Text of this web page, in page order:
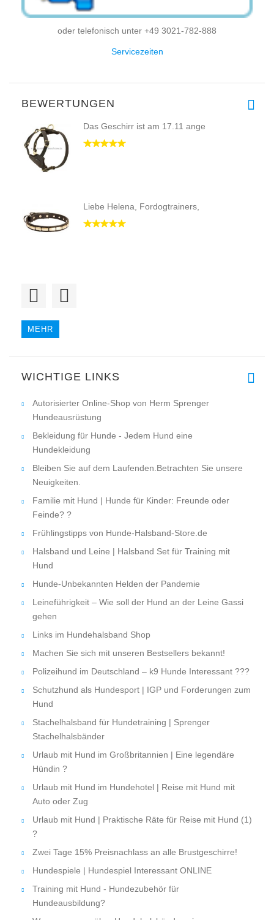
oder telefonisch unter +49 3021-782-888
Servicezeiten
BEWERTUNGEN
Das Geschirr ist am 17.11 ange
Liebe Helena, Fordogtrainers,
ich habe v
MEHR
WICHTIGE LINKS
Autorisierter Online-Shop von Herm Sprenger
Hundeausrüstung
Bekleidung für Hunde - Jedem Hund eine
Hundekleidung
Bleiben Sie auf dem Laufenden.Betrachten Sie unsere
Neuigkeiten.
Familie mit Hund | Hunde für Kinder: Freunde oder
Feinde? ?
Frühlingstipps von Hunde-Halsband-Store.de
Halsband und Leine | Halsband Set für Training mit
Hund
Hunde-Unbekannten Helden der Pandemie
Leineführigkeit – Wie soll der Hund an der Leine Gassi
gehen
Links im Hundehalsband Shop
Machen Sie sich mit unseren Bestsellers bekannt!
Polizeihund im Deutschland – k9 Hunde Interessant ???
Schutzhund als Hundesport | IGP und Forderungen zum
Hund
Stachelhalsband für Hundetraining | Sprenger
Stachelhalsbänder
Urlaub mit Hund im Großbritannien | Eine legendäre
Hündin ?
Urlaub mit Hund im Hundehotel | Reise mit Hund mit
Auto oder Zug
Urlaub mit Hund | Praktische Räte für Reise mit Hund (1)
?
Zwei Tage 15% Preisnachlass an alle Brustgeschirre!
Hundespiele | Hundespiel Interessant ONLINE
Training mit Hund - Hundezubehör für
Hundeausbildung?